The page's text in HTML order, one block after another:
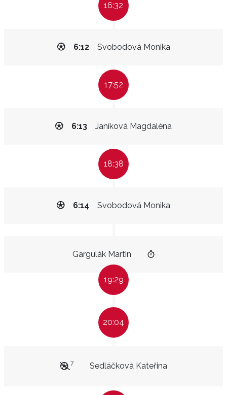
16:32
Svobodová Monika
6:12
17:52
Janíková Magdaléna
6:13
18:38
Svobodová Monika
6:14
Gargulák Martin
19:29
20:04
Sedláčková Kateřina
7